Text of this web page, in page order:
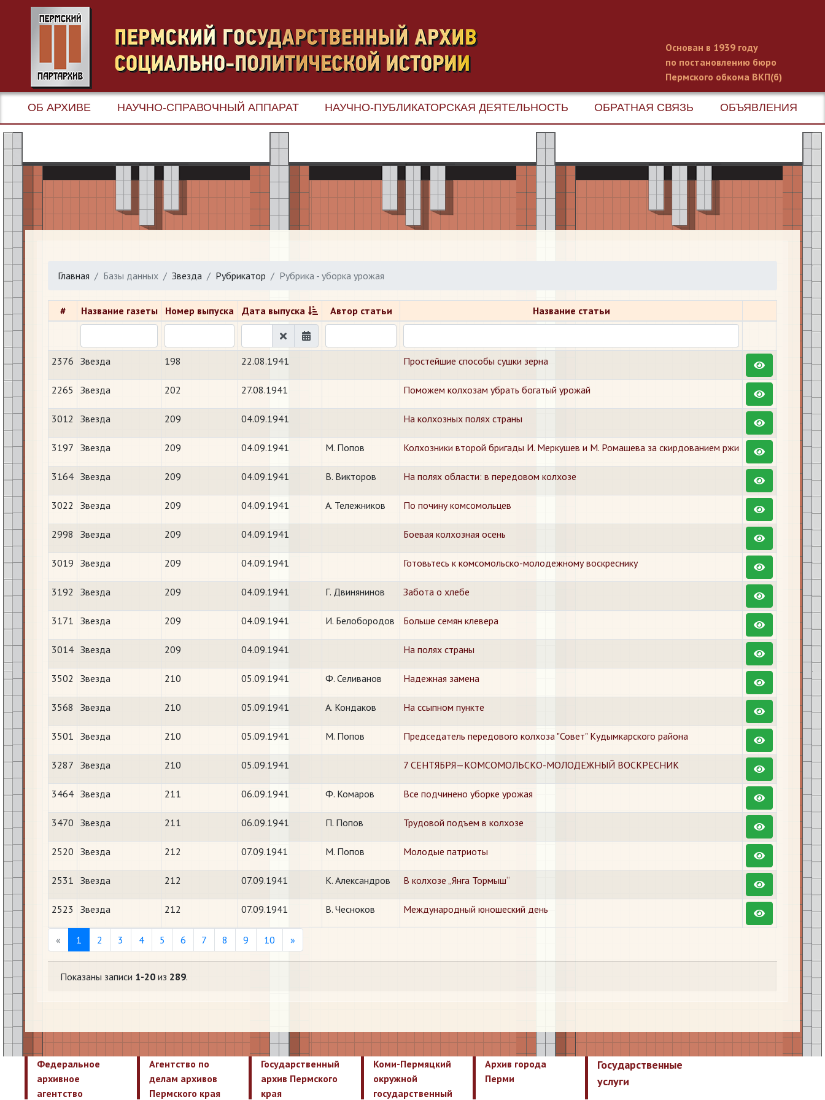
Основан в 1939 году
по постановлению бюро
Пермского обкома ВКП(б)
ОБ АРХИВЕ НАУЧНО-СПРАВОЧНЫЙ АППАРАТ НАУЧНО-ПУБЛИКАТОРСКАЯ ДЕЯТЕЛЬНОСТЬ ОБРАТНАЯ СВЯЗЬ ОБЪЯВЛЕНИЯ
Главная Базы данных Звезда Рубрикатор Рубрика - уборка урожая
# Название газеты Номер выпуска Дата выпуска Автор статьи Название статьи
2376 Звезда 198 22.08.1941 Простейшие способы сушки зерна
2265 Звезда 202 27.08.1941 Поможем колхозам убрать богатый урожай
3012 Звезда 209 04.09.1941 На колхозных полях страны
3197 Звезда 209 04.09.1941 М. Попов Колхозники второй бригады И. Меркушев и М. Ромашева за скирдованием ржи
3164 Звезда 209 04.09.1941 В. Викторов На полях области: в передовом колхозе
3022 Звезда 209 04.09.1941 А. Тележников По почину комсомольцев
2998 Звезда 209 04.09.1941 Боевая колхозная осень
3019 Звезда 209 04.09.1941 Готовьтесь к комсомольско-молодежному воскреснику
3192 Звезда 209 04.09.1941 Г. Двинянинов Забота о хлебе
3171 Звезда 209 04.09.1941 И. Белобородов Больше семян клевера
3014 Звезда 209 04.09.1941 На полях страны
3502 Звезда 210 05.09.1941 Ф. Селиванов Надежная замена
3568 Звезда 210 05.09.1941 А. Кондаков На ссыпном пункте
3501 Звезда 210 05.09.1941 М. Попов Председатель передового колхоза "Совет" Кудымкарского района
3287 Звезда 210 05.09.1941 7 СЕНТЯБРЯ—КОМСОМОЛЬСКО-МОЛОДЕЖНЫЙ ВОСКРЕСНИК
3464 Звезда 211 06.09.1941 Ф. Комаров Все подчинено уборке урожая
3470 Звезда 211 06.09.1941 П. Попов Трудовой подъем в колхозе
2520 Звезда 212 07.09.1941 М. Попов Молодые патриоты
2531 Звезда 212 07.09.1941 К. Александров В колхозе „Янга Тормыш“
2523 Звезда 212 07.09.1941 В. Чесноков Международный юношеский день
« Previous
1 2 3 4 5 6 7 8 9 10 »
Показаны записи 1-20 из 289.
Федеральное
архивное
агентство
Агентство по
делам архивов
Пермского края
Государственный
архив Пермского
края
Коми-Пермяцкий
окружной
государственный
Архив города
Перми
Государственные
услуги